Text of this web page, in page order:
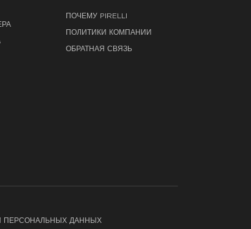
ПОЧЕМУ PIRELLI
ПОЛИТИКИ КОМПАНИИ
ОБРАТНАЯ СВЯЗЬ
ПЕРСОНАЛЬНЫХ ДАННЫХ